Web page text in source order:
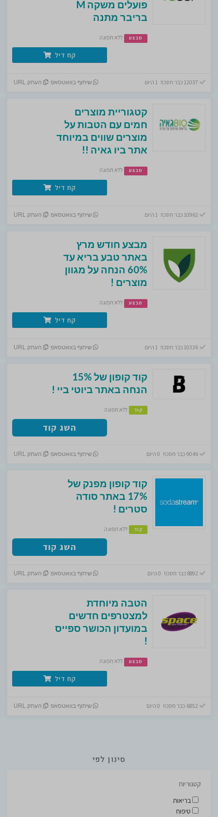
פועלים משקה M
בריבר מתנה
מבצע ללא תפוגה
קח דיל
שיתוף בוואטסאפ העתק URL
קטגוריית מוצרים
חמים עם הטבות על
מוצרים שווים במיוחד
אתר ביו גאיה !!
מבצע ללא תפוגה
קח דיל
שיתוף בוואטסאפ העתק URL
מבצע חודש מרץ
באתר טבע בריא עד
60% הנחה על מגוון
מוצרים !
מבצע ללא תפוגה
קח דיל
10336 כבר חסכו! 1 היום שיתוף בוואטסאפ העתק URL
קוד קופון של 15%
הנחה באתר ביוטי ביי !
קוד ללא תפוגה
השג קוד
9046 כבר חסכו! 0 היום שיתוף בוואטסאפ העתק URL
קוד קופון מפנק של
17% באתר סודה
סטרים !
קוד ללא תפוגה
השג קוד
שיתוף בוואטסאפ העתק URL
הטבה מיוחדת
למצטרפים חדשים
במועדון הכושר ספייס
!
מבצע ללא תפוגה
קח דיל
שיתוף בוואטסאפ העתק URL
סינון לפי
קטגוריות
בריאות
טיפוח